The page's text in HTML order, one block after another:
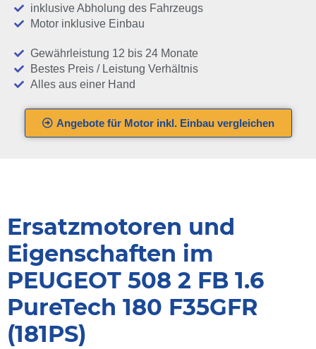
inklusive Abholung des Fahrzeugs
Motor inklusive Einbau
Gewährleistung 12 bis 24 Monate
Bestes Preis / Leistung Verhältnis
Alles aus einer Hand
Angebote für Motor inkl. Einbau vergleichen
Ersatzmotoren und
Eigenschaften im
PEUGEOT 508 2 FB 1.6
PureTech 180 F35GFR
(181PS)